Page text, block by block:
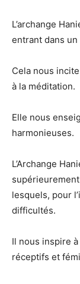
L’archange
entrant dans
Cela nous
à la méditation.
Elle nous
harmonieuses.
L’Archange
lesquels, pour
difficultés.
Il nous inspire
réceptifs et